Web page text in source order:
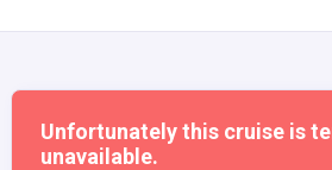
Unfortunately this cruise is
unavailable.